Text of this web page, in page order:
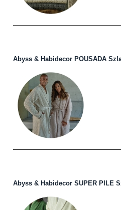
Abyss & Habidecor POUSADA
Abyss & Habidecor SUPER PILE